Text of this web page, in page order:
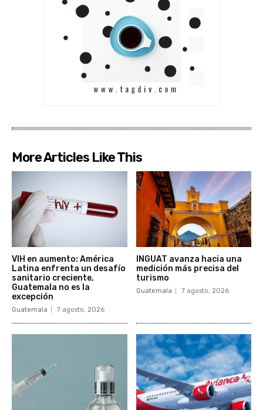
More Articles Like This
VIH en aumento: América
Latina enfrenta un desafío
sanitario creciente,
Guatemala no es la
excepción
Guatemala 7 agosto, 2026
INGUAT avanza hacia una
medición más precisa del
turismo
Guatemala 7 agosto, 2026